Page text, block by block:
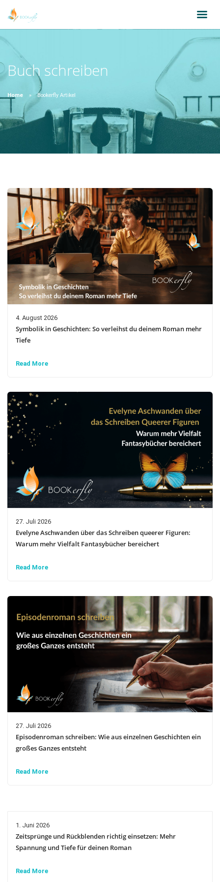
Buch schreiben
Home Bookerfly Artikel
4. August 2026
Symbolik in Geschichten: So verleihst du deinem Roman mehr
Tiefe
Read More
27. Juli 2026
Evelyne Aschwanden über das Schreiben queerer Figuren:
Warum mehr Vielfalt Fantasybücher bereichert
Read More
27. Juli 2026
Episodenroman schreiben: Wie aus einzelnen Geschichten ein
großes Ganzes entsteht
Read More
1. Juni 2026
Zeitsprünge und Rückblenden richtig einsetzen: Mehr
Spannung und Tiefe für deinen Roman
Read More